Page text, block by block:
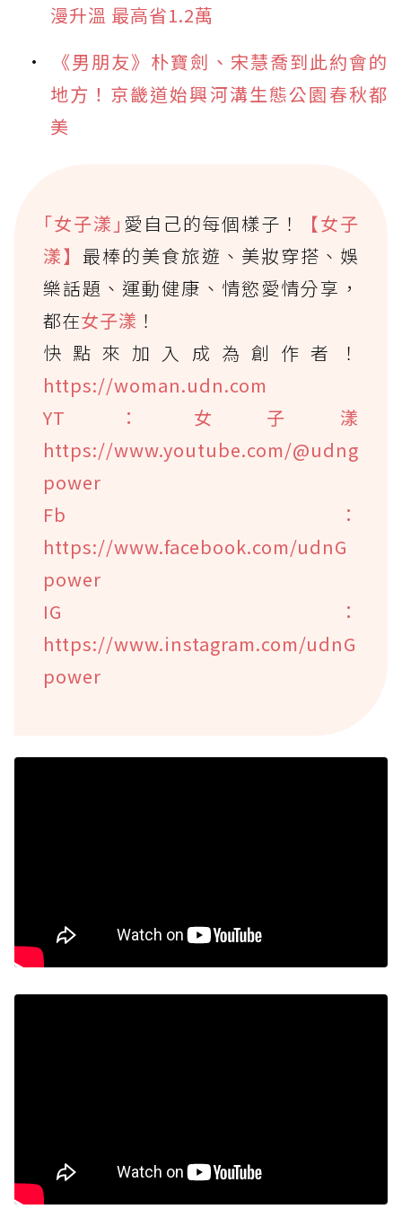
漫升溫 最高省1.2萬
《男朋友》朴寶劍、宋慧喬到此約會的
地方！京畿道始興河溝生態公園春秋都
美
｢女子漾｣ 愛自己的每個樣子！
【女子
漾】最棒的美食旅遊、美妝穿搭、娛
樂話題、運動健康、情慾愛情分享，
都在女子漾 ！
快點來加入成為創作者！
https://woman.udn.com
YT：女子漾
https://www.youtube.com/@udng
power
Fb：
https://www.facebook.com/udnG
power
IG：
https://www.instagram.com/udnG
power